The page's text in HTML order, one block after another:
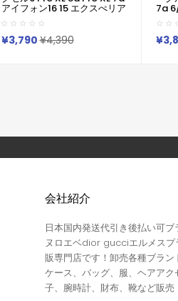
アイフォン16 15 エクスぺリア
1 Vi 10v サムソンs25 S24
S23 Note20ケース ブランド
Galaxya55 A54 S23/S24
Ultraケースゴヤール
¥3,790¥4,390
7a
ス
ン16
ラク
会社紹介
日本国内発送代引き後払い可ブ
ヌロエベdior gucciエルメスプ
販専門店です！卸売各種ブラン
ケース、バッグ、服、ヘアアク
子、腕時計、財布、靴など販売